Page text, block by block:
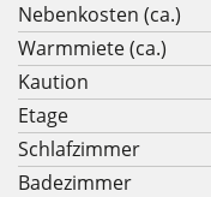
Nebenkosten (ca.)
Warmmiete (ca.)
Kaution
Etage
Schlafzimmer
Badezimmer